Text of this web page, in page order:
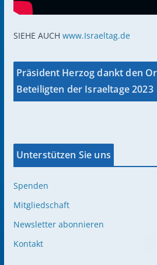
SIEHE AUCH www.Israeltag.de
Präsident Herzog dankt den
Beteiligten der Israeltage 2023
Unterstützen Sie uns
Spenden
Mitgliedschaft
Newsletter abonnieren
Kontakt